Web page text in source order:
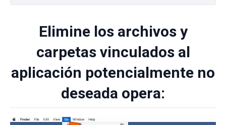
Elimine los archivos y
carpetas vinculados al
aplicación potencialmente no
deseada opera: